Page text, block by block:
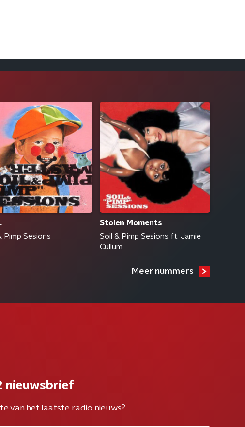
Pimp Sesions
Stolen Moments
Soil & Pimp Sesions ft. Jamie
Cullum
Meer nummers
nieuwsbrief
van het laatste radio nieuws?